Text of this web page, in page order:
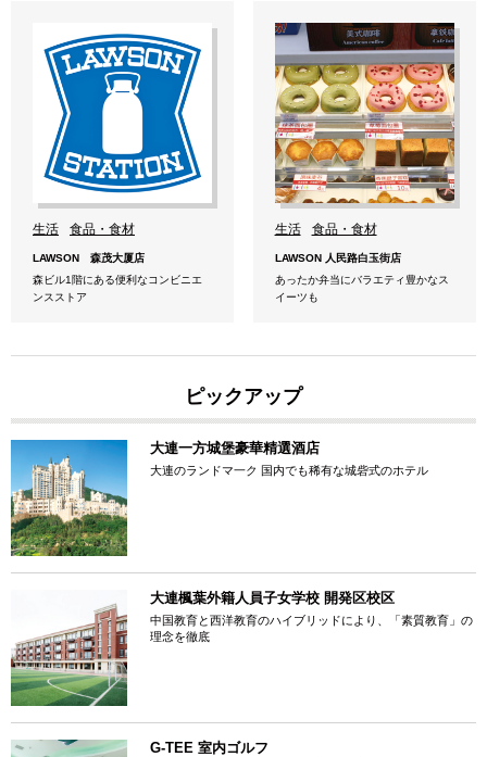
生活 食品・食材
LAWSON 森茂大厦店
森ビル1階にある便利なコンビニエ
ンスストア
生活 食品・食材
LAWSON 人民路白玉街店
あったか弁当にバラエティ豊かなス
イーツも
ピックアップ
大連一方城堡豪華精選酒店
大連のランドマ一ク 国内でも稀有な城砦式のホテル
大連楓葉外籍人員子女学校 開発区校区
中国教育と西洋教育のハイブリッドにより、「素質教育」の
理念を徹底
G-TEE 室内ゴルフ